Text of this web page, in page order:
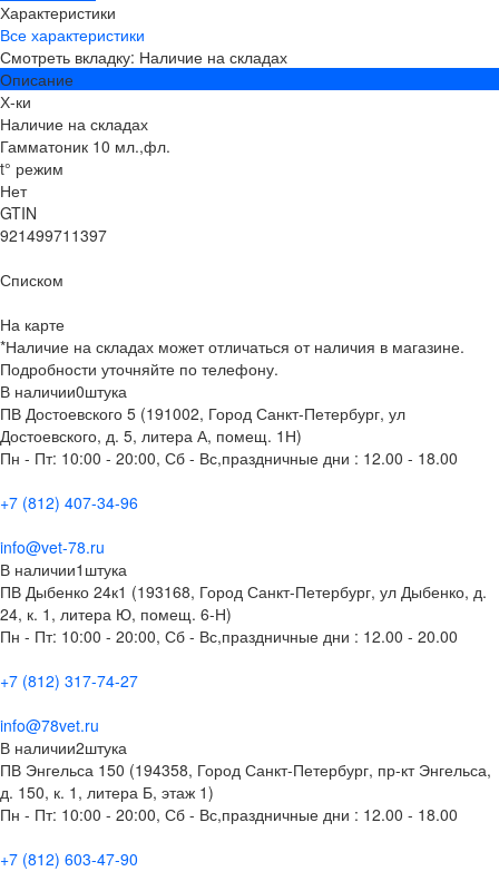
Характеристики
Все характеристики
Смотреть вкладку: Наличие на складах
Описание
Х-ки
Наличие на складах
Гамматоник 10 мл.,фл.
t° режим
Нет
GTIN
921499711397
Списком
На карте
*Наличие на складах может отличаться от наличия в магазине.
Подробности уточняйте по телефону.
В наличии0штука
ПВ Достоевского 5 (191002, Город Санкт-Петербург, ул
Достоевского, д. 5, литера А, помещ. 1Н)
Пн - Пт: 10:00 - 20:00, Сб - Вс,праздничные дни : 12.00 - 18.00
+7 (812) 407-34-96
info@vet-78.ru
В наличии1 штука
ПВ Дыбенко 24к1 (193168, Город Санкт-Петербург, ул Дыбенко, д.
24, к. 1, литера Ю, помещ. 6-Н)
Пн - Пт: 10:00 - 20:00, Сб - Вс,праздничные дни : 12.00 - 20.00
+7 (812) 317-74-27
info@78vet.ru
В наличии2штука
ПВ Энгельса 150 (194358, Город Санкт-Петербург, пр-кт Энгельса,
д. 150, к. 1, литера Б, этаж 1)
Пн - Пт: 10:00 - 20:00, Сб - Вс,праздничные дни : 12.00 - 18.00
+7 (812) 603-47-90